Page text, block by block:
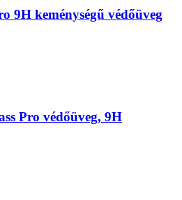
9H keménységű védőüveg
Pro védőüveg, 9H